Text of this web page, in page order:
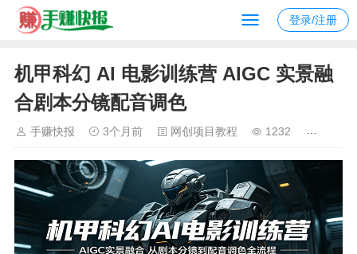
登录/注册
机甲科幻 AI 电影训练营 AIGC 实景融
合剧本分镜配音调色
手赚快报 3个月前 网创项目教程 1232